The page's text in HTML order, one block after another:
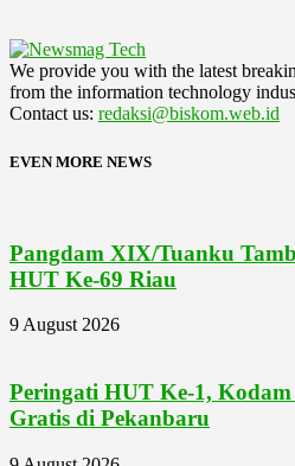
We provide you with the latest
from the information technology
Contact us: redaksi@biskom.web.id
EVEN MORE NEWS
Pangdam XIX/Tuanku
HUT Ke-69 Riau
9 August 2026
Peringati HUT Ke-1,
Gratis di Pekanbaru